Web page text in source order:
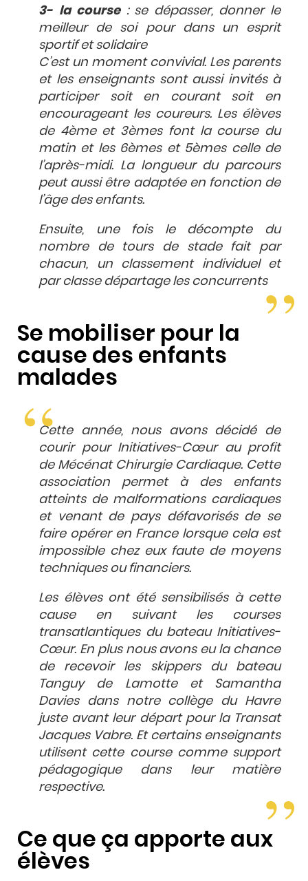
3- la course: se dépasser, donner le
meilleur de soi pour dans un esprit
sportif et solidaire
C’est un moment convivial. Les parents
et les enseignants sont aussi invités à
participer soit en courant soit en
encourageant les coureurs. Les élèves
de 4ème et 3èmes font la course du
matin et les 6èmes et 5èmes celle de
l’après-midi. La longueur du parcours
peut aussi être adaptée en fonction de
l’âge des enfants.
Ensuite, une fois le décompte du
nombre de tours de stade fait par
chacun, un classement individuel et
par classe départage les concurrents
Se mobiliser pour la
cause des enfants
malades
Cette année, nous avons décidé de
courir pour Initiatives-Cœurau profit
de Mécénat Chirurgie Cardiaque. Cette
association permet à des enfants
atteints de malformations cardiaques
et venant de pays défavorisés de se
faire opérer en France lorsque cela est
impossible chez eux faute de moyens
techniques ou financiers.
Les élèves ont été sensibilisés à cette
cause en suivant les courses
transatlantiques du bateau Initiatives-
Cœur. En plus nous avons eu la chance
de recevoir les skippers du bateau
Tanguy de Lamotte et Samantha
Davies dans notre collège du Havre
juste avant leur départ pour la Transat
Jacques Vabre. Et certains enseignants
utilisent cette course comme support
pédagogique dans leur matière
respective.
Ce que ça apporte aux
élèves